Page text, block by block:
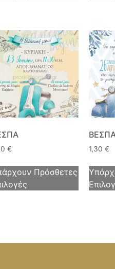
€
Πρόσθετες
1,30€